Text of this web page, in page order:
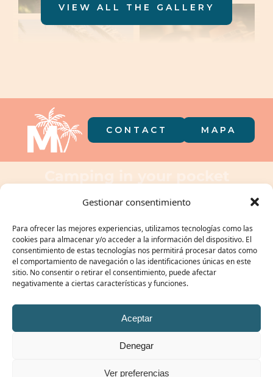
Gestionar consentimiento
Para ofrecer las mejores experiencias, utilizamos tecnologías como las
cookies para almacenar y/o acceder a la información del dispositivo. El
consentimiento de estas tecnologías nos permitirá procesar datos como
el comportamiento de navegación o las identificaciones únicas en este
sitio. No consentir o retirar el consentimiento, puede afectar
negativamente a ciertas características y funciones.
Aceptar
Denegar
Ver preferencias
VIEW ALL THE GALLERY
CONTACT MAPA
OUR GROUP:
COOKIE POLICY|LEGAL NOTICE/ #ibelongtomiramar